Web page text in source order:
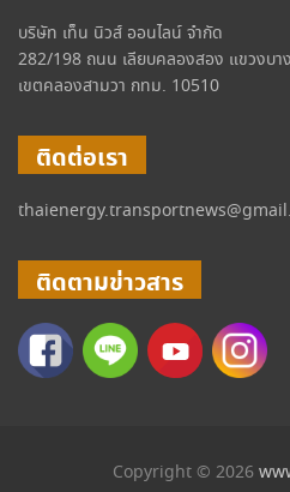
บริษัท เท็น นิวส์ ออนไลน์ จำกัด
282/198 ถนน เลียบคลองสอง แขวงบา
เขตคลองสามวา กทม. 10510
ติดต่อเรา
ติดตามข่าวสาร
Copyright © 2026